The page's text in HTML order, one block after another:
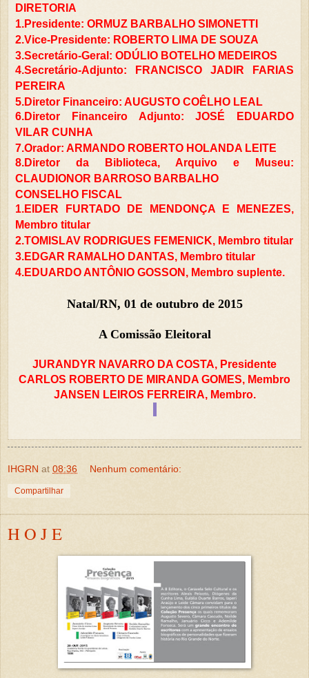
DIRETORIA
1.Presidente: ORMUZ BARBALHO SIMONETTI
2.Vice-Presidente: ROBERTO LIMA DE SOUZA
3.Secretário-Geral: ODÚLIO BOTELHO MEDEIROS
4.Secretário-Adjunto: FRANCISCO JADIR FARIAS
PEREIRA
5.Diretor Financeiro: AUGUSTO COÊLHO LEAL
6.Diretor Financeiro Adjunto: JOSÉ EDUARDO
VILAR CUNHA
7.Orador: ARMANDO ROBERTO HOLANDA LEITE
8.Diretor da Biblioteca, Arquivo e Museu:
CLAUDIONOR BARROSO BARBALHO
CONSELHO FISCAL
1.EIDER FURTADO DE MENDONÇA E MENEZES,
Membro titular
2.TOMISLAV RODRIGUES FEMENICK, Membro titular
3.EDGAR RAMALHO DANTAS, Membro titular
4.EDUARDO ANTÔNIO GOSSON, Membro suplente.
Natal/RN, 01 de outubro de 2015
A Comissão Eleitoral
JURANDYR NAVARRO DA COSTA, Presidente
CARLOS ROBERTO DE MIRANDA GOMES, Membro
JANSEN LEIROS FERREIRA, Membro.
IHGRN at 08:36 Nenhum comentário:
Compartilhar
H O J E